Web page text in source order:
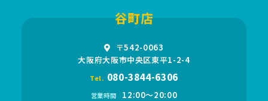
谷町店
〒542-0063
大阪府大阪市中央区東平1-2-4
Tel. 080-3844-6306
営業時間 12:00〜20:00